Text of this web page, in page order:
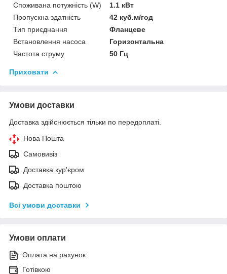
Споживана потужність (W)
1.1 кВт
Пропускна здатність
42 куб.м/год
Тип приєднання
Фланцеве
Встановлення насоса
Горизонтальна
Частота струму
50 Гц
Приховати
Умови доставки
Доставка здійснюється тільки по передоплаті.
Нова Пошта
Самовивіз
Доставка кур'єром
Доставка поштою
Всі умови доставки
Умови оплати
Оплата на рахунок
Готівкою